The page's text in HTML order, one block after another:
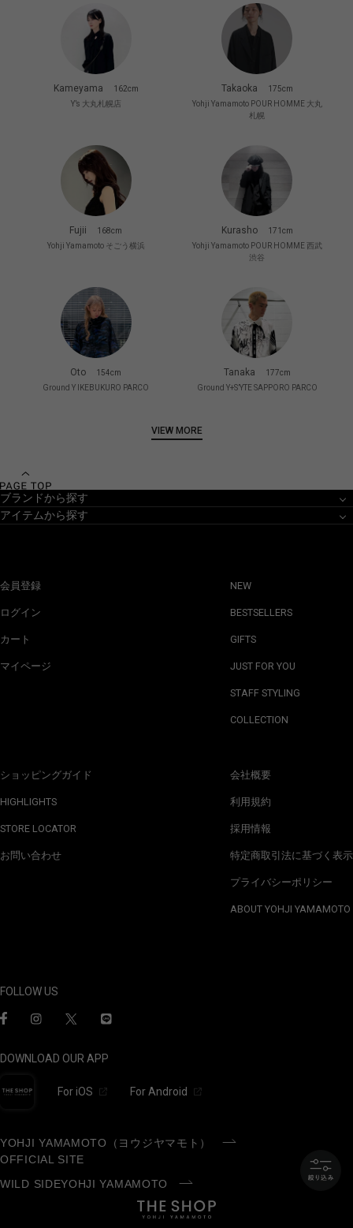
Kameyama
162cm
Y’s 大丸札幌店
Takaoka
175cm
Yohji Yamamoto POUR HOMME 大丸
札幌
Fujii
168cm
Yohji Yamamoto そごう横浜
Kurasho
171cm
Yohji Yamamoto POUR HOMME 西武
渋谷
Oto
154cm
Ground Y IKEBUKURO PARCO
Tanaka
177cm
Ground Y+S’YTE SAPPORO PARCO
VIEW MORE
ブランドから探す
アイテムから探す
会員登録
ログイン
カート
マイページ
ショッピングガイド
HIGHLIGHTS
STORE LOCATOR
お問い合わせ
NEW
BESTSELLERS
GIFTS
JUST FOR YOU
STAFF STYLING
COLLECTION
会社概要
利用規約
採用情報
特定商取引法に基づく表示
プライバシーポリシー
ABOUT YOHJI YAMAMOTO
FOLLOW US
DOWNLOAD OUR APP
For iOS For Android
YOHJI YAMAMOTO（ヨウジヤマモト）
OFFICIAL SITE
WILD SIDEYOHJI YAMAMOTO